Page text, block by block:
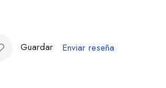
Guardar Enviar reseña